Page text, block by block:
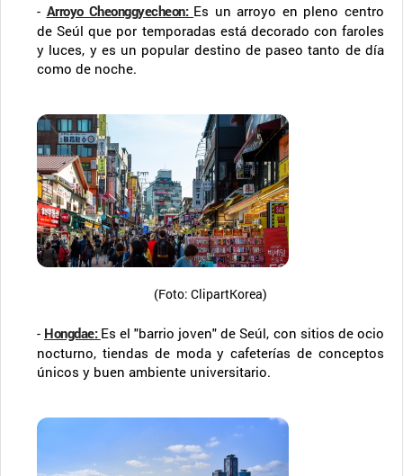
- Arroyo Cheonggyecheon: Es un arroyo en pleno centro
de Seúl que por temporadas está decorado con faroles
y luces, y es un popular destino de paseo tanto de día
como de noche.
(Foto: ClipartKorea)
- Hongdae: Es el "barrio joven" de Seúl, con sitios de ocio
nocturno, tiendas de moda y cafeterías de conceptos
únicos y buen ambiente universitario.